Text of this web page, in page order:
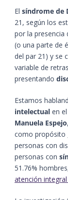
El síndrome de
21, según los
por la presencia
(o una parte de
del par 21) y se
variable de
presentando
Estamos
intelectual en el
Manuela Espejo
como propósito
personas con
personas con
51.76%
atención